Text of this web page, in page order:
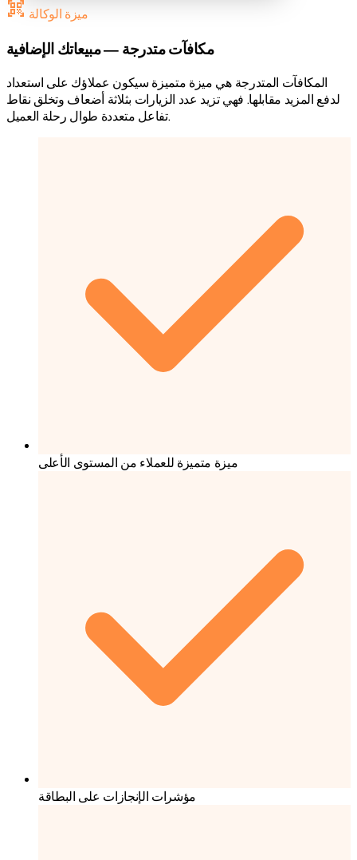
qr_code_scanner ميزة الوكالة
مكافآت متدرجة — مبيعاتك الإضافية
المكافآت المتدرجة هي ميزة متميزة سيكون عملاؤك على استعداد
لدفع المزيد مقابلها. فهي تزيد عدد الزيارات بثلاثة أضعاف وتخلق نقاط
تفاعل متعددة طوال رحلة العميل.
ميزة متميزة للعملاء من المستوى الأعلى
مؤشرات الإنجازات على البطاقة